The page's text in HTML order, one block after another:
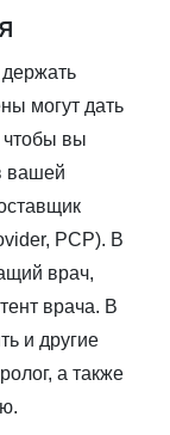
могут дать
чтобы вы
вашей
PCP). В
врач,
врача. В
и другие
а также